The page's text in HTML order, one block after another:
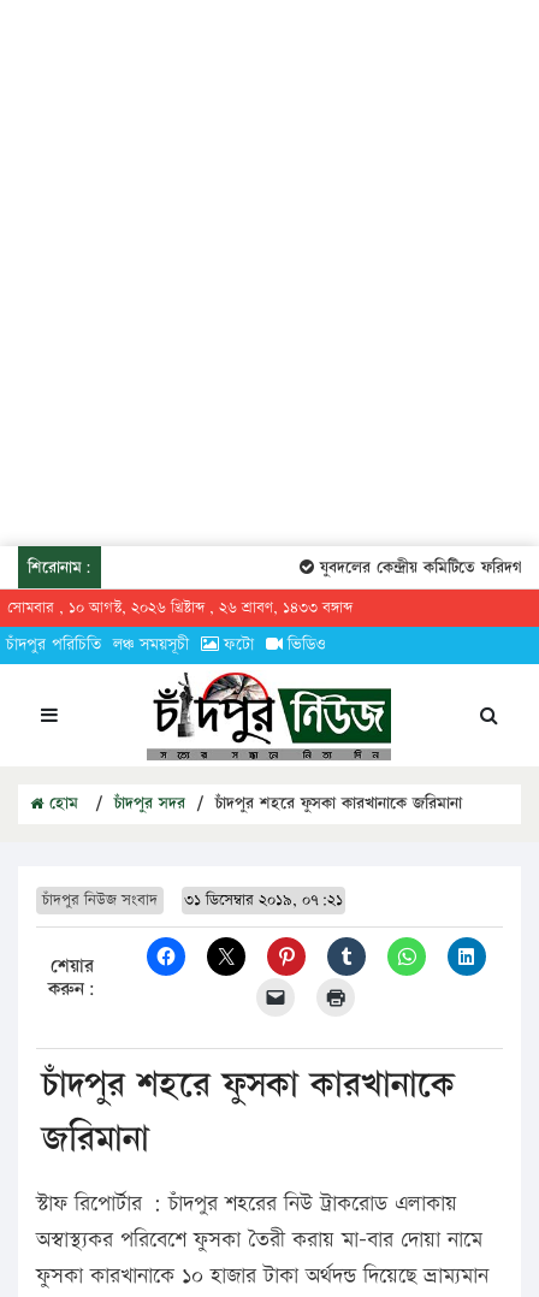
শিরোনাম: যুবদলের কেন্দ্রীয় কমিটিতে ফরিদগঞ্জের
সোমবার , ১০ আগস্ট, ২০২৬ খ্রিষ্টাব্দ , ২৬ শ্রাবণ, ১৪৩৩ বঙ্গাব্দ
চাঁদপুর পরিচিতি লঞ্চ সময়সূচী ফটো ভিডিও
হোম / চাঁদপুর সদর / চাঁদপুর শহরে ফুসকা কারখানাকে জরিমানা
চাঁদপুর নিউজ সংবাদ ৩১ ডিসেম্বার ২০১৯, ০৭:২১
শেয়ার
করুন:
চাঁদপুর শহরে ফুসকা কারখানাকে
জরিমানা
স্টাফ রিপোর্টার : চাঁদপুর শহরের নিউ ট্রাকরোড এলাকায়
অস্বাস্থ্যকর পরিবেশে ফুসকা তৈরী করায় মা-বার দোয়া নামে
ফুসকা কারখানাকে ১০ হাজার টাকা অর্থদন্ড দিয়েছে ভ্রাম্যমান